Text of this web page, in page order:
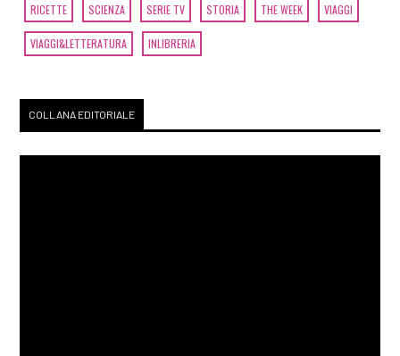
RICETTE SCIENZA SERIE TV STORIA THE WEEK VIAGGI
VIAGGI&LETTERATURA INLIBRERIA
COLLANA EDITORIALE